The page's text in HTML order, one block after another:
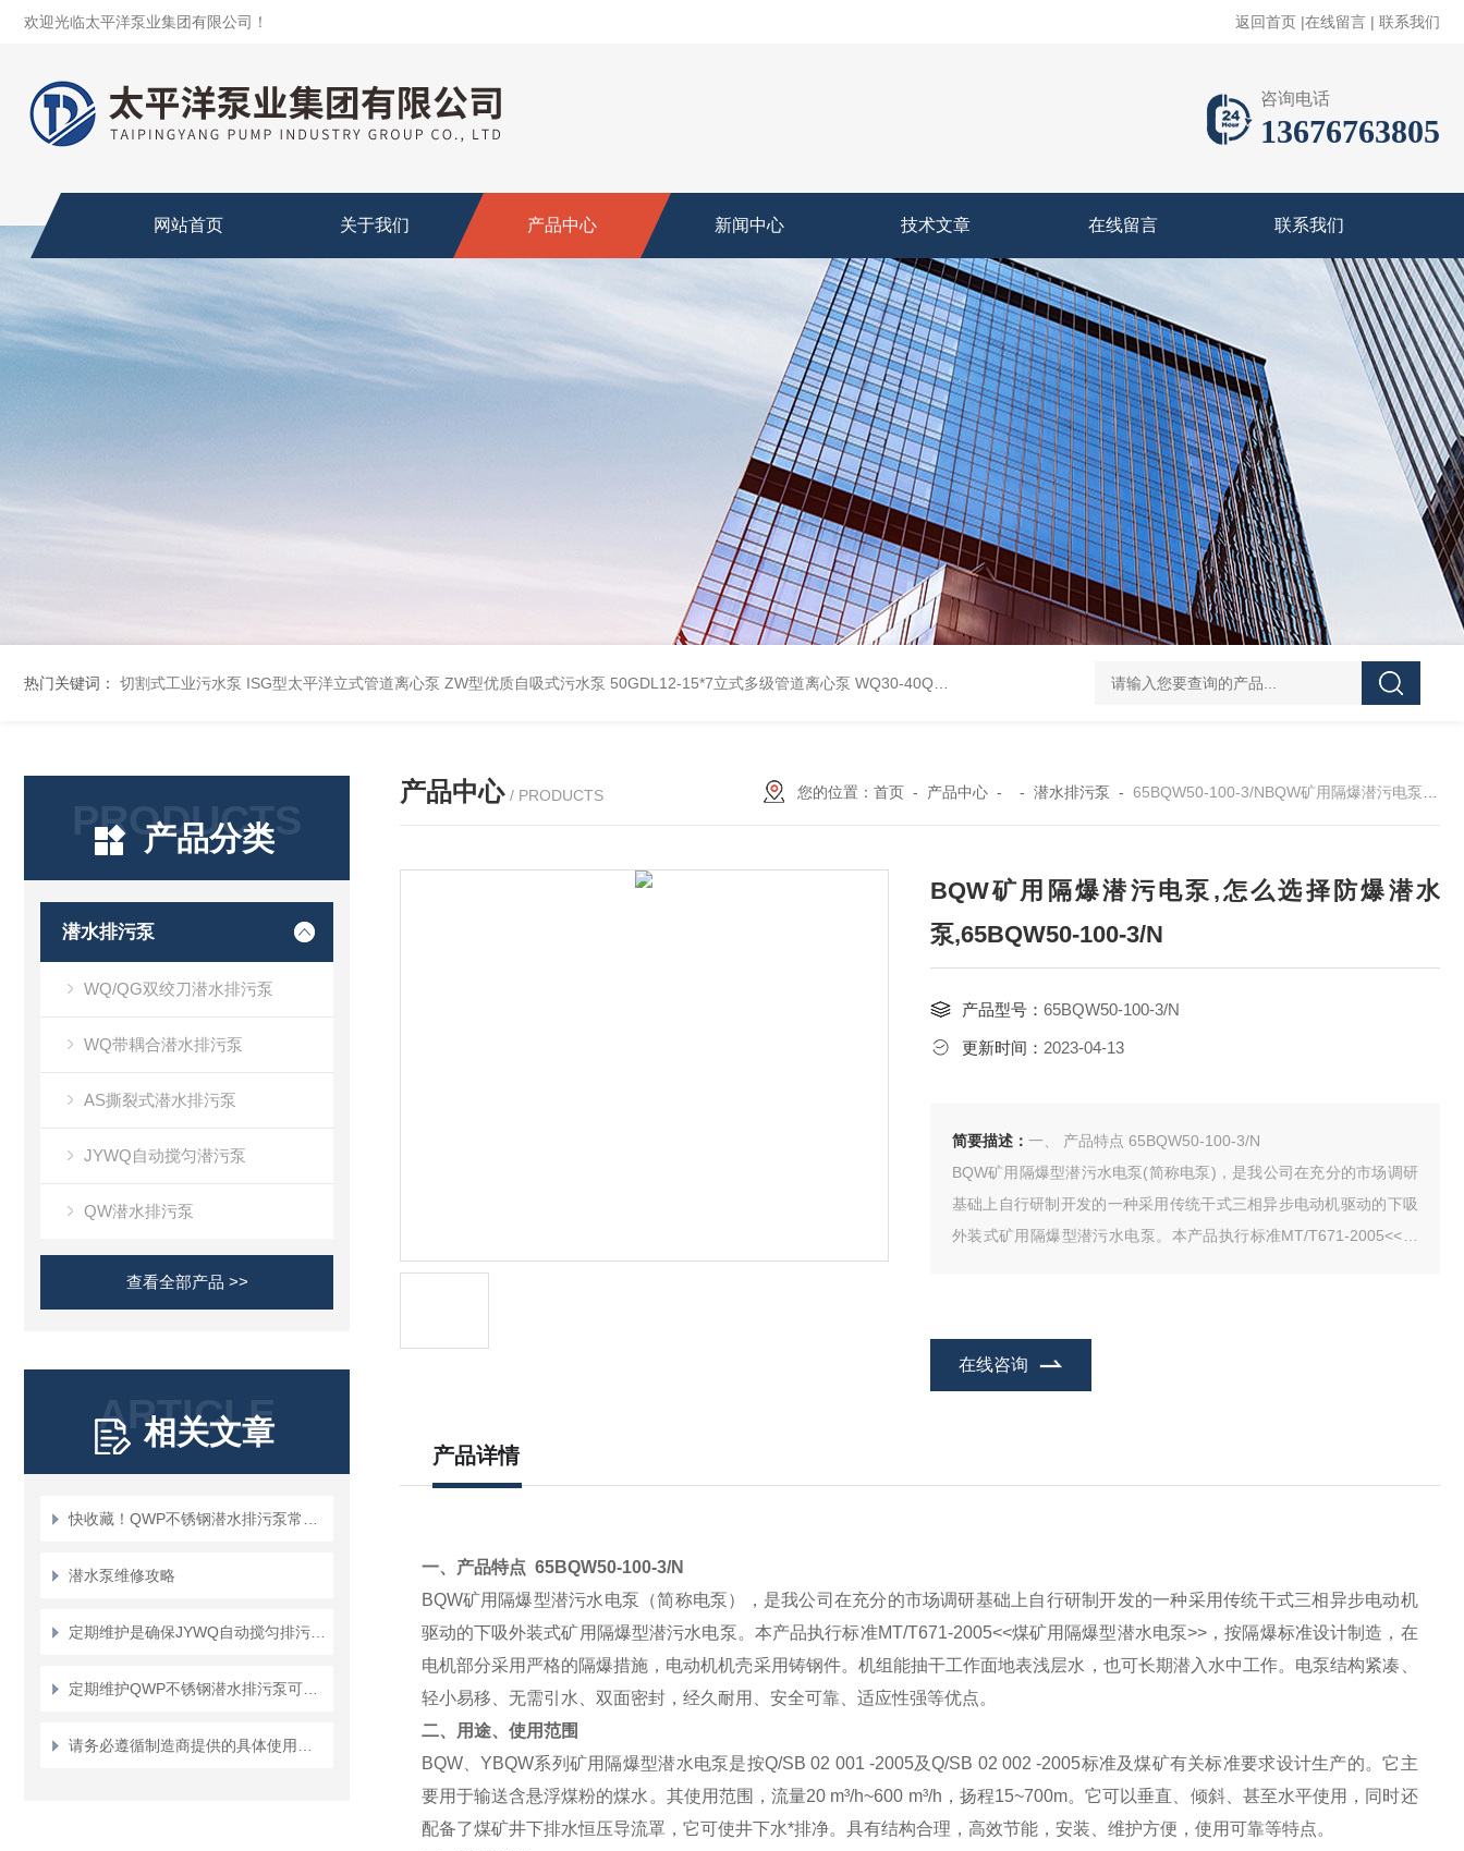
欢迎光临太平洋泵业集团有限公司！ 返回首页 |在线留言 | 联系我们
咨询电话
13676763805
网站首页 关于我们 产品中心 新闻中心 技术文章 在线留言 联系我们
热门关键词： 切割式工业污水泵 ISG型太平洋立式管道离心泵 ZW型优质自吸式污水泵 50GDL12-15*7立式多级管道离心泵 WQ30-40QG优质双绞刀切割式污水泵 CDLF不锈钢多级泵 CDLF不锈钢立式冲压泵
PRODUCTS
产品分类
潜水排污泵
WQ/QG双绞刀潜水排污泵
WQ带耦合潜水排污泵
AS撕裂式潜水排污泵
JYWQ自动搅匀潜污泵
QW潜水排污泵
查看全部产品 >>
ARTICLE
相关文章
潜水泵维修攻略
产品中心 / PRODUCTS 您的位置： 首页- 产品中心- - 潜水排污泵 - 65BQW50-100-3/NBQW矿用隔爆潜污电泵,怎么选择防爆潜水泵,65BQW50-100-3/N
BQW矿用隔爆潜污电泵,怎么选择防爆潜水
泵,65BQW50-100-3/N
产品型号： 65BQW50-100-3/N
更新时间： 2023-04-13
简要描述：
一、 产品特点 65BQW50-100-3/N
BQW矿用隔爆型潜污水电泵(简称电泵)，是我公司在充分的市场调研
基础上自行研制开发的一种采用传统干式三相异步电动机驱动的下吸
外装式矿用隔爆型潜污水电泵。本产品执行标准MT/T671-2005<<煤
在线咨询
产品详情
一、 产品特点 65BQW50-100-3/N
BQW矿用隔爆型潜污水电泵 （简称电泵），是我公司在充分的市场调研基础上自行研制开发的一种采用传统干式三相异步电动机
驱动的下吸外装式矿用 隔爆型潜污水电泵。本产品执行标准MT/T671-2005<<煤矿用 隔爆型潜水电泵>> ，按隔爆标准设计制造，在
电机部分采用严格的隔爆措施，电动机机壳采用铸钢件。机组能抽干工作面地表浅层水，也可长期潜入水中工作。电泵结构紧凑、
轻小易移、无需引水、双面密封，经久耐用、安全可靠、适应性强等优点。
二、
用途、使用范围
BQW、YBQW系列矿用隔爆型潜水电泵是按Q/SB 02 001 -2005及Q/SB 02 002 -2005标准及煤矿有关标准要求设计生产的。它主
要用于输送含悬浮煤粉的煤水。其使用范围，流量20 m³/h~600 m³/h ，扬程15~700m。它可以垂直、倾斜、甚至水平使用，同时还
配备了煤矿井下排水恒压导流罩，它可使井下水*排净。具有结构合理，高效节能，安装、维护方便，使用可靠等特点。